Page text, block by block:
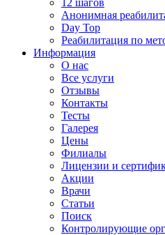
12 шагов
Анонимная
Day Top
Реабилитация по
Информация
О нас
Все услуги
Отзывы
Контакты
Тесты
Галерея
Цены
Филиалы
Лицензии и
Акции
Врачи
Статьи
Поиск
Контролирующие